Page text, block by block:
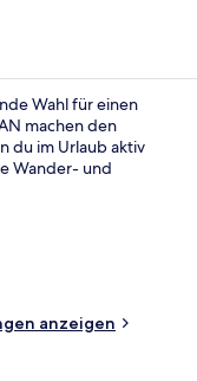
Wahl für einen
machen den
du im Urlaub aktiv
Wander- und
anzeigen